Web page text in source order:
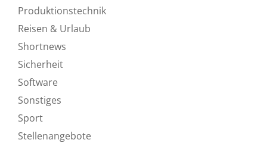
Produktionstechnik
Reisen & Urlaub
Shortnews
Sicherheit
Software
Sonstiges
Sport
Stellenangebote